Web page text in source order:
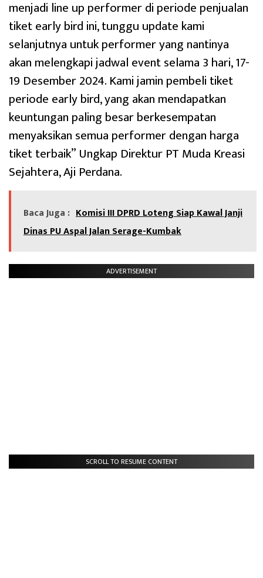
menjadi line up performer di periode penjualan
tiket early bird ini, tunggu update kami
selanjutnya untuk performer yang nantinya
akan melengkapi jadwal event selama 3 hari, 17-
19 Desember 2024. Kami jamin pembeli tiket
periode early bird, yang akan mendapatkan
keuntungan paling besar berkesempatan
menyaksikan semua performer dengan harga
tiket terbaik” Ungkap Direktur PT Muda Kreasi
Sejahtera, Aji Perdana.
Baca Juga : Komisi III DPRD Loteng Siap Kawal Janji
Dinas PU Aspal Jalan Serage-Kumbak
ADVERTISEMENT
SCROLL TO RESUME CONTENT